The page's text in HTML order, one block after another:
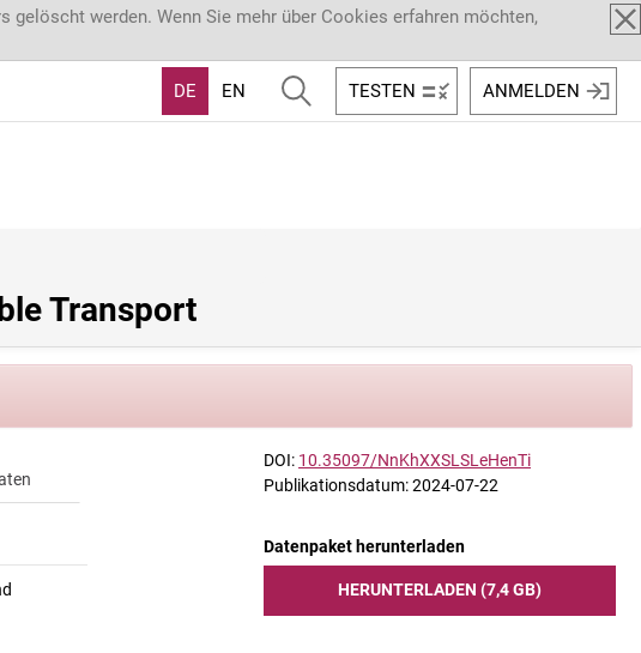
werden. Wenn Sie mehr über Cookies erfahren möchten,
DE EN TESTEN ANMELDEN
Transport
DOI: 10.35097/NnKhXXSLSLeHenTi
Publikationsdatum: 2024-07-22
Datenpaket herunterladen
HERUNTERLADEN (7,4 GB)